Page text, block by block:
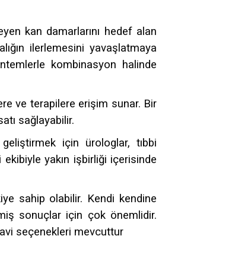
kan damarlarını hedef alan
ilerlemesini yavaşlatmaya
kombinasyon halinde
ve terapilere erişim sunar. Bir
sağlayabilir.
için ürologlar, tıbbi
yakın işbirliği içerisinde
sahip olabilir. Kendi kendine
sonuçlar için çok önemlidir.
seçenekleri mevcuttur